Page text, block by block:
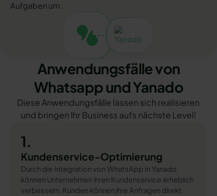
Aufgaben um.
Anwendungsfälle von
Whatsapp und Yanado
Diese Anwendungsfälle lassen sich realisieren
und bringen Ihr Business aufs nächste Level!
1.
Kundenservice-Optimierung
Durch die Integration von WhatsApp in Yanado
können Unternehmen ihren Kundenservice erheblich
verbessern. Kunden können ihre Anfragen direkt